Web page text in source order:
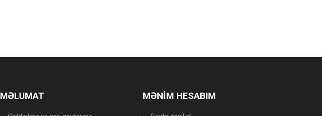
MƏLUMAT MƏNİM HESABIM